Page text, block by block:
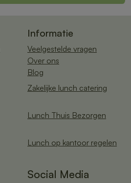
Informatie
Veelgestelde vragen
Over ons
Blog
Zakelijke lunch catering
Lunch Thuis Bezorgen
Lunch op kantoor regelen
Social Media